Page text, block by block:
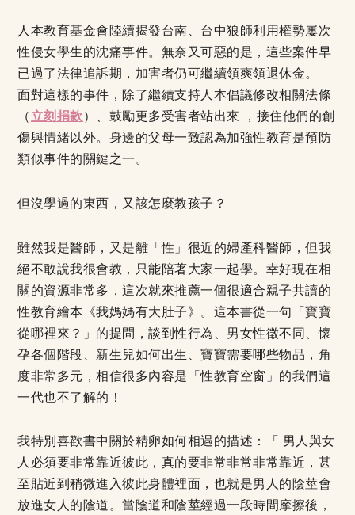
人本教育基金會陸續揭發台南、台中狼師利用權勢屢次
性侵女學生的沈痛事件。無奈又可惡的是，這些案件早
已過了法律追訴期，加害者仍可繼續領爽領退休金。
面對這樣的事件，除了繼續支持人本倡議修改相關法條
（立刻捐款）、鼓勵更多受害者站出來 ，接住他們的創
傷與情緒以外。身邊的父母一致認為加強性教育是預防
類似事件的關鍵之一。
但沒學過的東西，又該怎麼教孩子？
雖然我是醫師，又是離「性」很近的婦產科醫師，但我
絕不敢說我很會教，只能陪著大家一起學。幸好現在相
關的資源非常多，這次就來推薦一個很適合親子共讀的
性教育繪本《我媽媽有大肚子》。這本書從一句「寶寶
從哪裡來？」的提問，談到性行為、男女性徵不同、懷
孕各個階段、新生兒如何出生、寶寶需要哪些物品，角
度非常多元，相信很多內容是「性教育空窗」的我們這
一代也不了解的！
我特別喜歡書中關於精卵如何相遇的描述：「 男人與女
人必須要非常靠近彼此，真的要非常非常非常靠近，甚
至貼近到稍微進入彼此身體裡面，也就是男人的陰莖會
放進女人的陰道。當陰道和陰莖經過一段時間摩擦後，